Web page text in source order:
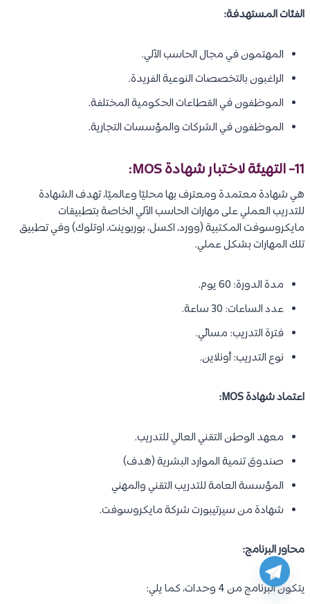
الفئات المستهدفة:
المهتمون في مجال الحاسب الآلي.
الراغبون بالتخصصات النوعية الفريدة.
الموظفون في القطاعات الحكومية المختلفة.
الموظفون في الشركات والمؤسسات التجارية.
11- التهيئة لاختبار شهادة MOS:
هي شهادة معتمدة ومعترف بها محليًا وعالميًا، تهدف الشهادة
للتدريب العملي على مهارات الحاسب الآلي الخاصة بتطبيقات
مايكروسوفت المكتبية (وورد، اكسل، بوربوينت، اوتلوك) وفي تطبيق
تلك المهارات بشكل عملي.
مدة الدورة: 60 يوم.
عدد الساعات: 30 ساعة.
فترة التدريب: مسائي.
نوع التدريب: أونلاين.
اعتماد شهادة MOS:
معهد الوطن التقني العالي للتدريب.
صندوق تنمية الموارد البشرية (هدف)
المؤسسة العامة للتدريب التقني والمهني
شهادة من سيرتيبورت شركة مايكروسوفت.
محاور البرنامج:
يتكون البرنامج من 4 وحدات، كما يلي: